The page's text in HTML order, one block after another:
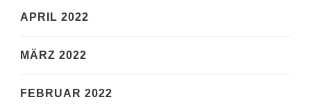
APRIL 2022
MÄRZ 2022
FEBRUAR 2022